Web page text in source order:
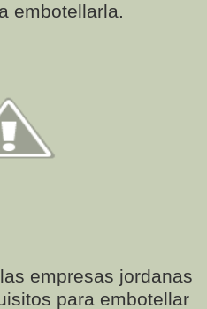
embotellarla.
empresas jordanas
para embotellar